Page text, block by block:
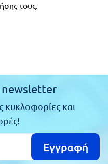
τους.
κυκλοφορίες και
Εγγραφή